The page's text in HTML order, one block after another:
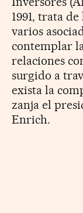
1991, trata
varios
contemplar
relaciones
surgido a
exista la
zanja el
Enrich.